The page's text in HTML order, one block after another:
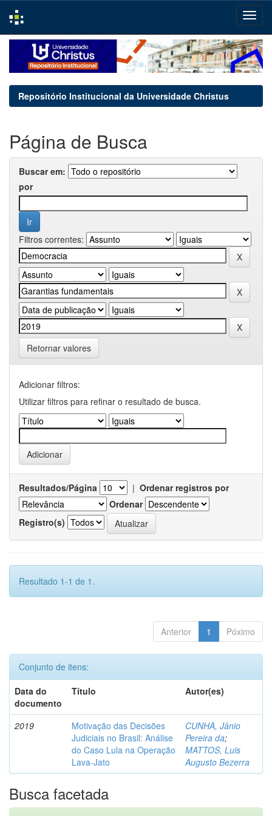
navigation
Repositório Institucional da Universidade Christus
Página de Busca
Buscar em:
por
Filtros correntes:
Retornar valores
Adicionar filtros:
Utilizar filtros para refinar o resultado de busca.
Resultados/Página | Ordenar registros por
Ordenar
Registro(s)
Resultado 1-1 de 1.
Anterior 1 Póximo
Conjunto de itens:
Data do
documento
Título Autor(es)
2019
Motivação das Decisões
Judiciais no Brasil: Análise
do Caso Lula na Operação
Lava-Jato
CUNHA, Jânio
Pereira da;
MATTOS, Luis
Augusto Bezerra
Busca facetada